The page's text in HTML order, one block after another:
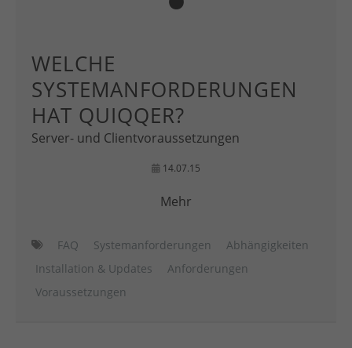
WELCHE
SYSTEMANFORDERUNGEN
HAT QUIQQER?
Server- und Clientvoraussetzungen
14.07.15
Mehr
FAQ Systemanforderungen
Abhängigkeiten
Installation & Updates
Anforderungen
Voraussetzungen